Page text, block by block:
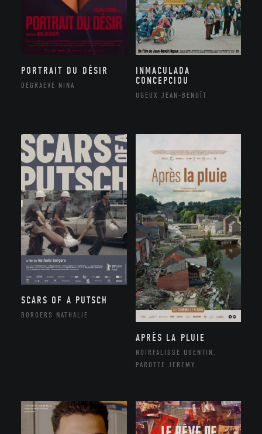
PORTRAIT DU DÉSIR
DEGRAEVE NINA
INMACULADA
CONCEPCIOU
UGEUX JEAN-BENOÎT
SCARS OF A PUTSCH
BORGERS NATHALIE
APRÈS LA PLUIE
NOIRFALISSE QUENTIN,
PAROTTE JEREMY